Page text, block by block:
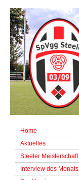
Home
Aktuelles
Steeler Meisterschaft
Interview des Monats